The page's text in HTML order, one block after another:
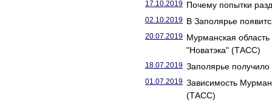
17.10.2019 Почему попытки
02.10.2019 В Заполярье
20.07.2019 Мурманская область
"Новатэка" (ТАСС)
18.07.2019 Заполярье
01.07.2019 Зависимость
(ТАСС)